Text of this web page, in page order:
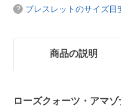
ブレスレットのサイズ目
商品の説明
ローズクォーツ・アマゾ